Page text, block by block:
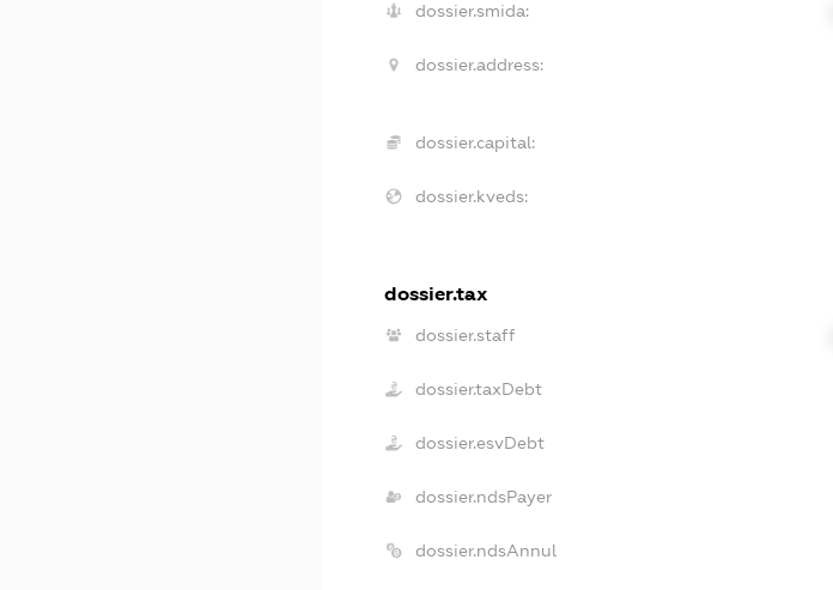
dossier.smida:
dossier.address:
dossier.capital:
dossier.kveds:
dossier.tax
dossier.staff
dossier.taxDebt
dossier.esvDebt
dossier.ndsPayer
dossier.ndsAnnul